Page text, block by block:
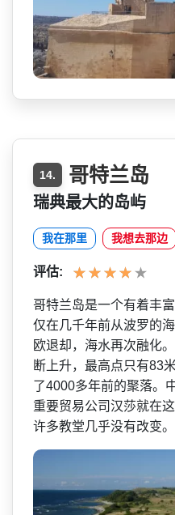
14. 哥特兰岛
瑞典最大的岛屿
我在那里 我想去那边
评估:
哥特兰岛是一个有着丰
仅在几千年前从波罗的
欧退却，海水再次融化
断上升，最高点只有83
了4000多年前的聚落。
重要贸易公司汉莎就在
许多教堂几乎没有改变。